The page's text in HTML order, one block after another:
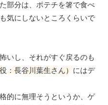
部分は、ポテチを箸で食べ
気にしないところくらいで
いし、それがすぐ戻るのも
：長谷川葉生さん）にはデ
的に無理そうというか、ゲ